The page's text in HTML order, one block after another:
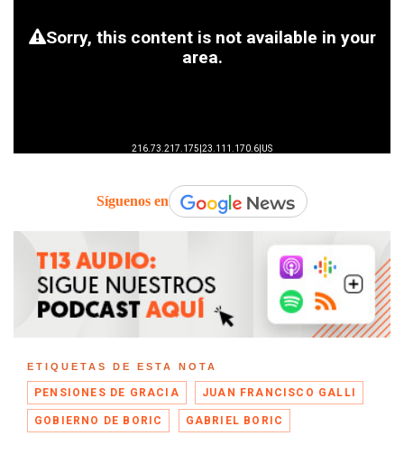
Síguenos en
ETIQUETAS DE ESTA NOTA
PENSIONES DE GRACIA JUAN FRANCISCO GALLI
GOBIERNO DE BORIC GABRIEL BORIC